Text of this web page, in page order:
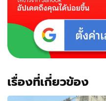
เรื่องที่เกี่ยวข้อง